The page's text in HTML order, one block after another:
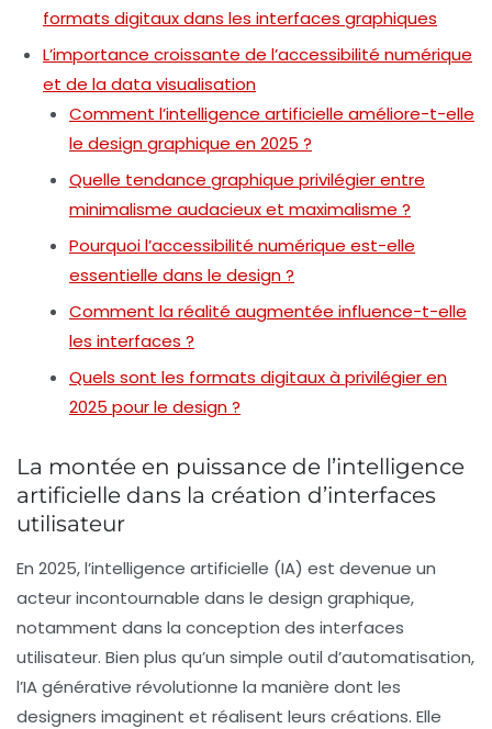
formats digitaux dans les interfaces graphiques
L’importance croissante de l’accessibilité numérique
et de la data visualisation
Comment l’intelligence artificielle améliore-t-elle
le design graphique en 2025 ?
Quelle tendance graphique privilégier entre
minimalisme audacieux et maximalisme ?
Pourquoi l’accessibilité numérique est-elle
essentielle dans le design ?
Comment la réalité augmentée influence-t-elle
les interfaces ?
Quels sont les formats digitaux à privilégier en
2025 pour le design ?
La montée en puissance de l’intelligence
artificielle dans la création d’interfaces
utilisateur
En 2025, l’intelligence artificielle (IA) est devenue un
acteur incontournable dans le design graphique,
notamment dans la conception des interfaces
utilisateur. Bien plus qu’un simple outil d’automatisation,
l’IA générative révolutionne la manière dont les
designers imaginent et réalisent leurs créations. Elle